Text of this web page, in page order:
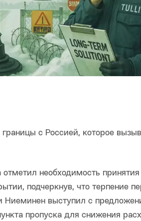
с Россией, которое
необходимость
подчеркнув, что терпение
Ниеминен выступил с
пропуска для снижения